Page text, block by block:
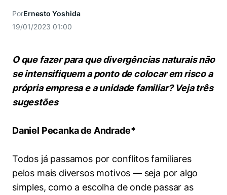
Todas as Engenharias
Engenharia de Computação
Engenharia de Produção
Engenharia Mecânica
Engenharia Mecatrônica
Direito
Economia
Prêmio Duda Ermírio de Moraes
Como funciona
Oportunidade de Negócios
Trabalhe conosco
Biblioteca Telles
Pesquisa na Graduação
Seminários Acadêmicos
Comitê de Ética em Pesquisa
Instagram
Linkedin
Direito
Busca por docentes
Áreas de Conhecimento
Ensino e aprendizagem
Visite o Insper
Canal de Ética
Ouvidoria
PorErnesto Yoshida
19/01/2023 01:00
O que fazer para que divergências naturais não
se intensifiquem a ponto de colocar em risco a
própria empresa e a unidade familiar? Veja três
sugestões
Daniel Pecanka de Andrade*
Todos já passamos por conflitos familiares
pelos mais diversos motivos — seja por algo
simples, como a escolha de onde passar as